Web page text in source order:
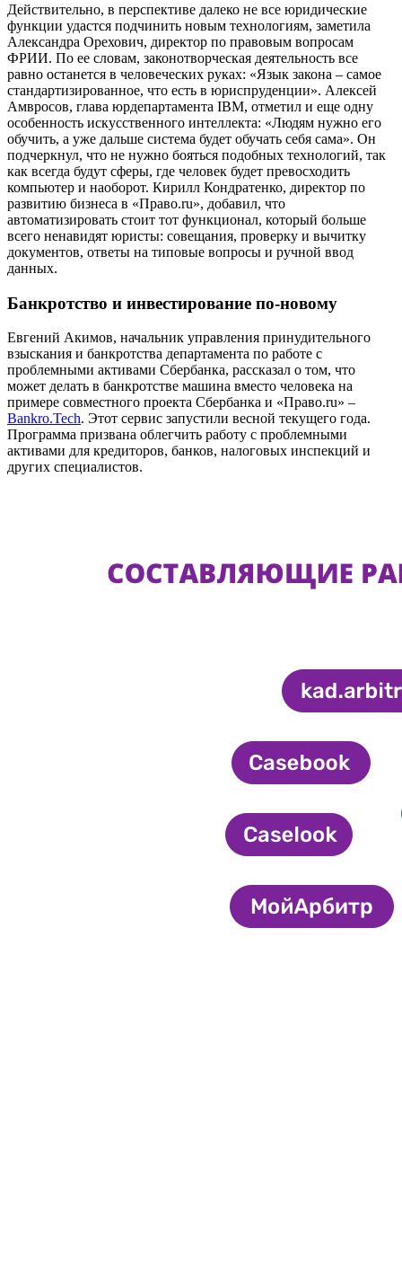
Действительно, в перспективе далеко не все юридические
функции удастся подчинить новым технологиям, заметила
Александра Орехович, директор по правовым вопросам
ФРИИ. По ее словам, законотворческая деятельность все
равно останется в человеческих руках: «Язык закона – самое
стандартизированное, что есть в юриспруденции». Алексей
Амвросов, глава юрдепартамента IBM, отметил и еще одну
особенность искусственного интеллекта: «Людям нужно его
обучить, а уже дальше система будет обучать себя сама». Он
подчеркнул, что не нужно бояться подобных технологий, так
как всегда будут сферы, где человек будет превосходить
компьютер и наоборот. Кирилл Кондратенко, директор по
развитию бизнеса в «Право.ru», добавил, что
автоматизировать стоит тот функционал, который больше
всего ненавидят юристы: совещания, проверку и вычитку
документов, ответы на типовые вопросы и ручной ввод
данных.
Банкротство и инвестирование по-новому
Евгений Акимов, начальник управления принудительного
взыскания и банкротства департамента по работе с
проблемными активами Сбербанка, рассказал о том, что
может делать в банкротстве машина вместо человека на
примере совместного проекта Сбербанка и «Право.ru» –
Bankro.Tech. Этот сервис запустили весной текущего года.
Программа призвана облегчить работу с проблемными
активами для кредиторов, банков, налоговых инспекций и
других специалистов.